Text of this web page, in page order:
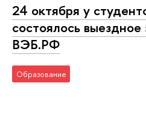
24 октября у
состоялось выездное
ВЭБ.РФ
Образование